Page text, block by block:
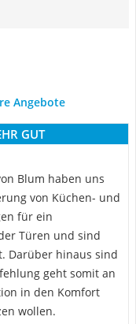
Angebote
GUT
Blum haben uns
von Küchen- und
für ein
Türen und sind
Darüber hinaus sind
geht somit an
in den Komfort
wollen.